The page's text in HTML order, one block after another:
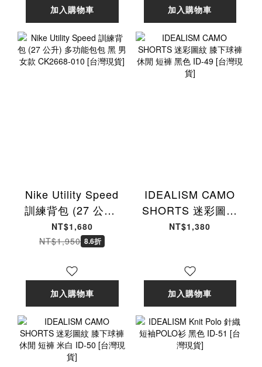
加入購物車 [台灣現貨]
加入購物車
Nike Utility Speed
訓練背包 (27 公升)
多功能包包 黑 男女
款 CK2668-010 [台
NT$1,680
NT$1,950 8.6折
加入購物車
IDEALISM CAMO
SHORTS 迷彩圖紋
膝下球褲 休閒 短褲
NT$1,380
加入購物車